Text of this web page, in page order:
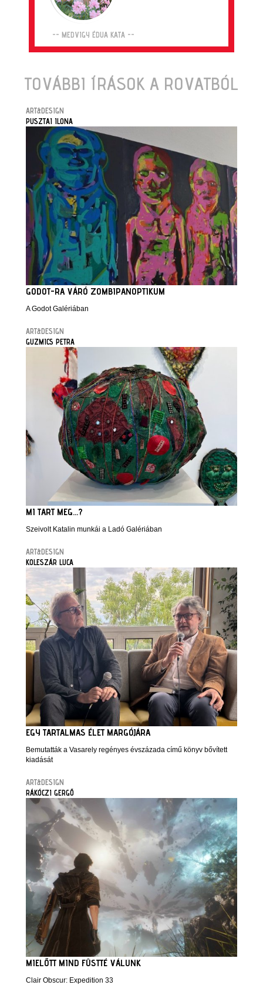
-- MEDVIGY ÉDUA KATA --
TOVÁBBI ÍRÁSOK A ROVATBÓL
ART&DESIGN
PUSZTAI ILONA
GODOT-RA VÁRÓ ZOMBIPANOPTIKUM
A Godot Galériában
ART&DESIGN
GUZMICS PETRA
MI TART MEG...?
Szeivolt Katalin munkái a Ladó Galériában
ART&DESIGN
KOLESZÁR LUCA
EGY TARTALMAS ÉLET MARGÓJÁRA
Bemutatták a Vasarely regényes évszázada című könyv bővített
kiadását
ART&DESIGN
RÁKÓCZI GERGŐ
MIELŐTT MIND FÜSTTÉ VÁLUNK
Clair Obscur: Expedition 33